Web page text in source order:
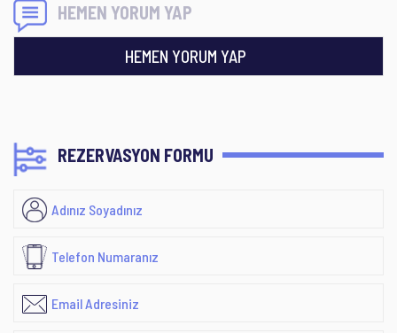
HEMEN YORUM YAP
HEMEN YORUM YAP
REZERVASYON FORMU